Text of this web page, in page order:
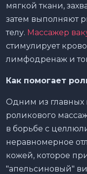
мягкой ткани,
затем выполняют
телу. Массажер
стимулирует
лимфодренаж и
Как помогает
Одним из главных
роликового
в борьбе с
неравномерное
кожей, которое
"апельсиновый"